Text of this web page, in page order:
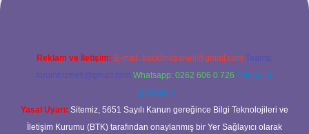
Reklam ve İletişim: E-mail: backlinkpaneli@gmail.com Teams:
forumhizmeti@gmail.com Whatsapp: 0262 606 0 726 Telegram:
@karabul
Yasal Uyarı: Sitemiz, 5651 Sayılı Kanun gereğince Bilgi Teknolojileri ve
İletişim Kurumu (BTK) tarafından onaylanmış bir Yer Sağlayıcı olarak